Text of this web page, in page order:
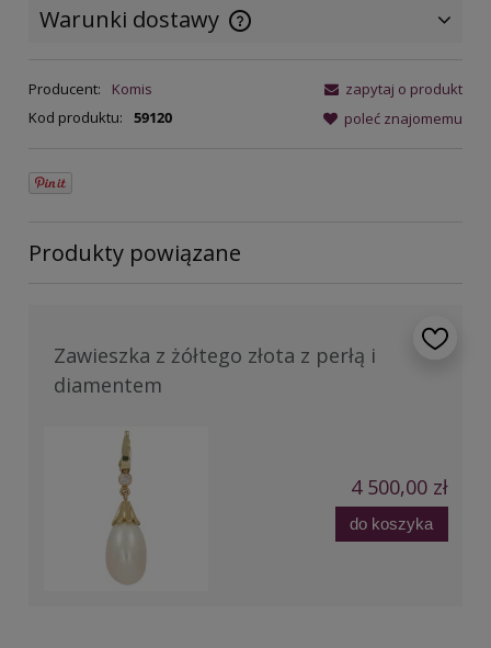
Warunki dostawy
Producent:
Komis
Kod produktu:
59120
zapytaj o produkt
poleć znajomemu
Produkty powiązane
Zawieszka z żółtego złota z perłą i
diamentem
4 500,00 zł
do koszyka